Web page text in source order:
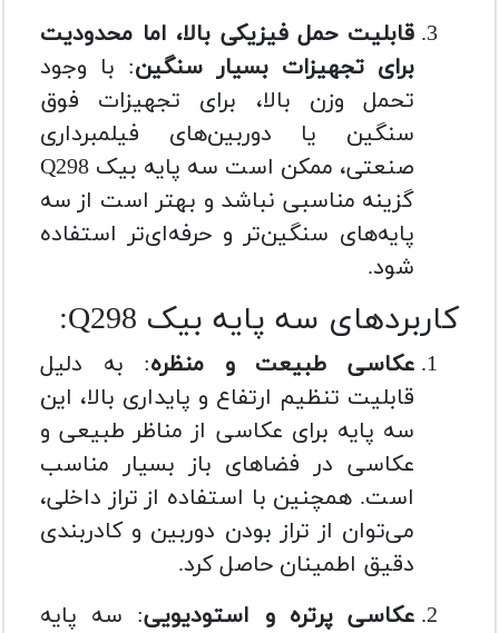
قابلیت حمل فیزیکی بالا، اما محدودیت
برای تجهیزات بسیار سنگین: با وجود
تحمل وزن بالا، برای تجهیزات فوق
سنگین یا دوربین‌های فیلمبرداری
صنعتی، ممکن است سه پایه بیک Q298
گزینه مناسبی نباشد و بهتر است از سه
پایه‌های سنگین‌تر و حرفه‌ای‌تر استفاده
شود.
کاربردهای سه پایه بیک Q298:
عکاسی طبیعت و منظره: به دلیل
قابلیت تنظیم ارتفاع و پایداری بالا، این
سه پایه برای عکاسی از مناظر طبیعی و
عکاسی در فضاهای باز بسیار مناسب
است. همچنین با استفاده از تراز داخلی،
می‌توان از تراز بودن دوربین و کادربندی
دقیق اطمینان حاصل کرد.
عکاسی پرتره و استودیویی: سه پایه